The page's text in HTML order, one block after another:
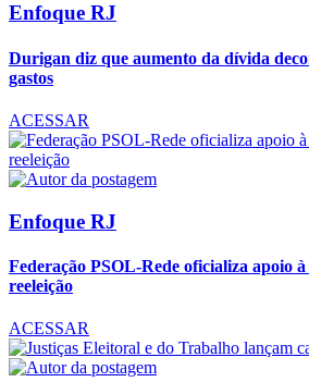
Enfoque RJ
Durigan diz que aumento da dívida
gastos
ACESSAR
Enfoque RJ
Federação PSOL-Rede oficializa apoio
reeleição
ACESSAR